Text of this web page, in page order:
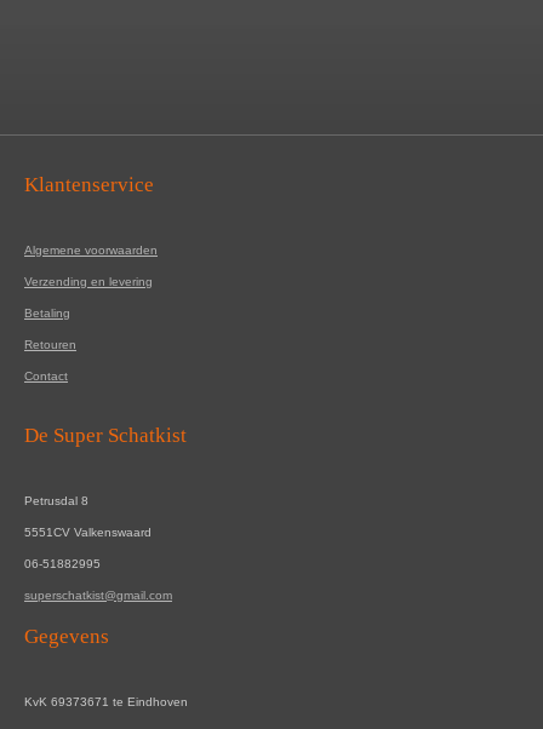
Klantenservice
Algemene voorwaarden
Verzending en levering
Betaling
Retouren
Contact
De Super Schatkist
Petrusdal 8
5551CV Valkenswaard
06-51882995
superschatkist@gmail.com
Gegevens
KvK 69373671 te Eindhoven